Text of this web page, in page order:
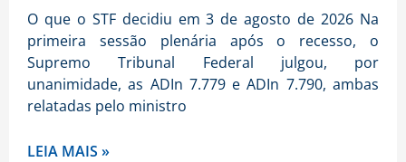
O que o STF decidiu em 3 de agosto de 2026 Na
primeira sessão plenária após o recesso, o
Supremo Tribunal Federal julgou, por
unanimidade, as ADIn 7.779 e ADIn 7.790, ambas
relatadas pelo ministro
LEIA MAIS »